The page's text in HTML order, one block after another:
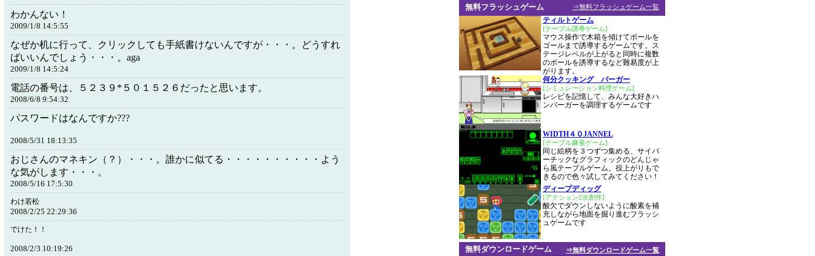
わかんない！
2009/1/8 14:5:55
なぜか机に行って、クリックしても手紙書けないんですが・・・。どうすれ
ばいいんでしょう・・・。aga
2009/1/8 14:5:24
電話の番号は、５２３９*５０１５２６だったと思います。
2008/6/8 9:54:32
パスワードはなんですか???
2008/5/31 18:13:35
おじさんのマネキン（？）・・・。誰かに似てる・・・・・・・・・・よう
な気がします・・・。
2008/5/16 17:5:30
わけ若松
2008/2/25 22:29:36
でけた！！
2008/2/3 10:19:26
⇒無料フラッシュゲーム一覧
無料フラッシュゲーム
ティルトゲーム
[テーブル誘導ゲーム]
マウス操作で木箱を傾けてボールを
ゴールまで誘導するゲームです。ス
テージレベルが上がると同時に複数
のボールを誘導するなど難易度が上
がります。
何分クッキング バーガー
[シミュレーション料理ゲーム]
レシピを記憶して、みんな大好きハ
ンバーガーを調理するゲームです
WIDTH４０JANNEL
[テーブル麻雀ゲーム]
同じ絵柄を３つずつ集める、サイバ
ーチックなグラフィックのどんじゃ
ら風テーブルゲーム。役上がりもで
きるので色々試してみてください！
ディープディッグ
[アクション2次創作]
酸欠でダウンしないように酸素を補
充しながら地面を掘り進むフラッシ
ュゲームです
⇒無料ダウンロードゲーム一覧
無料ダウンロードゲーム